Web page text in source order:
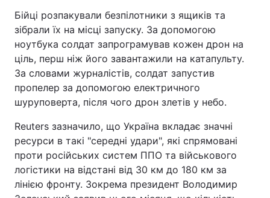
Бійці розпакували безпілотники з ящиків та
зібрали їх на місці запуску. За допомогою
ноутбука солдат запрограмував кожен дрон на
ціль, перш ніж його завантажили на катапульту.
За словами журналістів, солдат запустив
пропелер за допомогою електричного
шуруповерта, після чого дрон злетів у небо.
Reuters зазначило, що Україна вкладає значні
ресурси в такі "середні удари", які спрямовані
проти російських систем ППО та військового
логістики на відстані від 30 км до 180 км за
лінією фронту. Зокрема президент Володимир